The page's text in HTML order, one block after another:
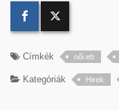
Címkék női eb
Kategóriák Hirek